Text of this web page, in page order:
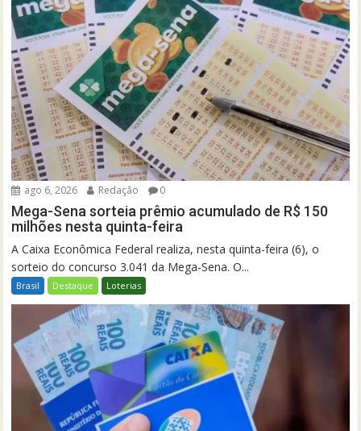
ago 6, 2026 Redação 0
Mega-Sena sorteia prêmio acumulado de R$ 150
milhões nesta quinta-feira
A Caixa Econômica Federal realiza, nesta quinta-feira (6), o
sorteio do concurso 3.041 da Mega-Sena. O...
Brasil Destaque Loterias